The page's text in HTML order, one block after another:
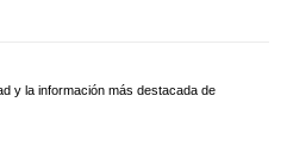
y la información más destacada de